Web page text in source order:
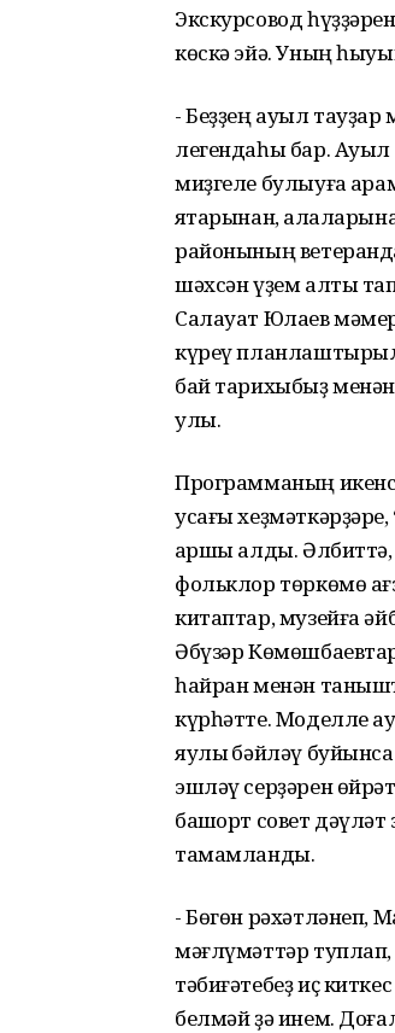
Экскурсовод
көскә эйә. Уның
- Беҙҙең ауыл
легендаһы бар.
миҙгеле булыуға
яҡтарынан,
районының
шәхсән үҙем алты
Салауат Юлаев
күреү
бай тарихыбыҙ
улы.
Программаның
усағы
ҡаршы алды.
фольклор төркөмө
китаптар, музейға
Әбүзәр
һайран менән
күрһәтте. Моделле
яулыҡ бәйләү
эшләү серҙәрен
башҡорт совет
тамамланды.
- Бөгөн рәхәтләнеп,
мәғлүмәттәр туплап,
тәбиғәтебеҙ иҫ
белмәй ҙә инем.